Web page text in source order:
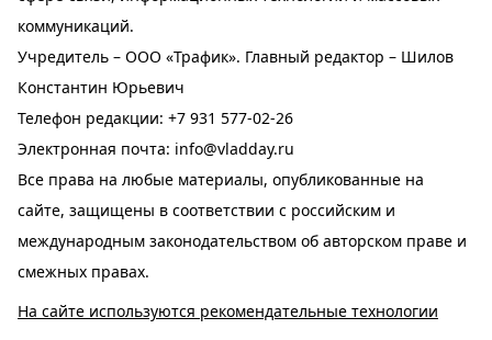
коммуникаций.
Учредитель – ООО «Трафик». Главный редактор – Шилов
Константин Юрьевич
Телефон редакции: +7 931 577-02-26
Электронная почта: info@vladday.ru
Все права на любые материалы, опубликованные на
сайте, защищены в соответствии с российским и
международным законодательством об авторском праве и
смежных правах.
На сайте используются рекомендательные технологии